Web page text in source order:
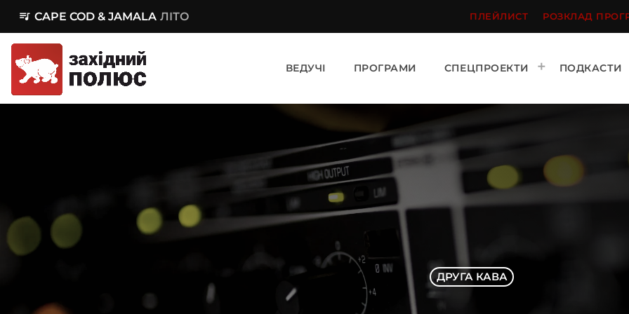
queue_music CAPE COD & JAMALA ЛІТО ПЛЕЙЛИСТ РОЗКЛАД
ВЕДУЧІ ПРОГРАМИ СПЕЦПРОЕКТИ ПОДКАСТИ
ДРУГА КАВА